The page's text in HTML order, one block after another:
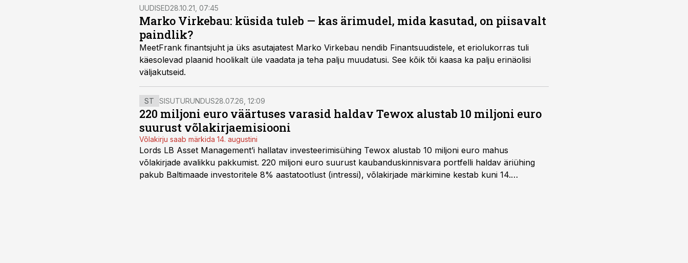
UUDISED28.10.21, 07:45
Marko Virkebau: küsida tuleb — kas ärimudel, mida kasutad, on piisavalt
paindlik?
MeetFrank finantsjuht ja üks asutajatest Marko Virkebau nendib Finantsuudistele, et eriolukorras tuli
käesolevad plaanid hoolikalt üle vaadata ja teha palju muudatusi. See kõik tõi kaasa ka palju erinäolisi
väljakutseid.
ST SISUTURUNDUS28.07.26, 12:09
220 miljoni euro väärtuses varasid haldav Tewox alustab 10 miljoni euro
suurust võlakirjaemisiooni
Võlakirju saab märkida 14. augustini
Lords LB Asset Management’i hallatav investeerimisühing Tewox alustab 10 miljoni euro mahus
võlakirjade avalikku pakkumist. 220 miljoni euro suurust kaubanduskinnisvara portfelli haldav äriühing
pakub Baltimaade investoritele 8% aastatootlust (intressi), võlakirjade märkimine kestab kuni 14.